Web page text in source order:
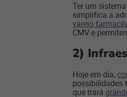
Ter um
simplifica a
varejo
CMV e
2)
Hoje em dia,
possibilidades
que trará